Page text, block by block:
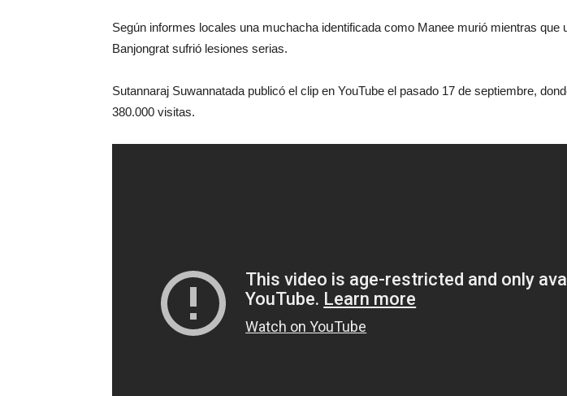
Según informes locales una muchacha identificada como Manee murió mientras que
Banjongrat sufrió lesiones serias.
Sutannaraj Suwannatada publicó el clip en YouTube el pasado 17 de septiembre,
380.000 visitas.